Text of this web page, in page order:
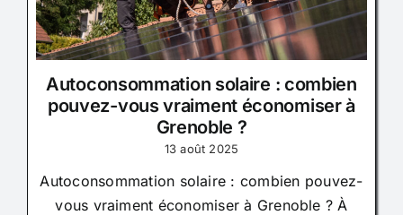
Autoconsommation solaire : combien
pouvez-vous vraiment économiser à
Grenoble ?
13 août 2025
Autoconsommation solaire : combien pouvez-
vous vraiment économiser à Grenoble ? À